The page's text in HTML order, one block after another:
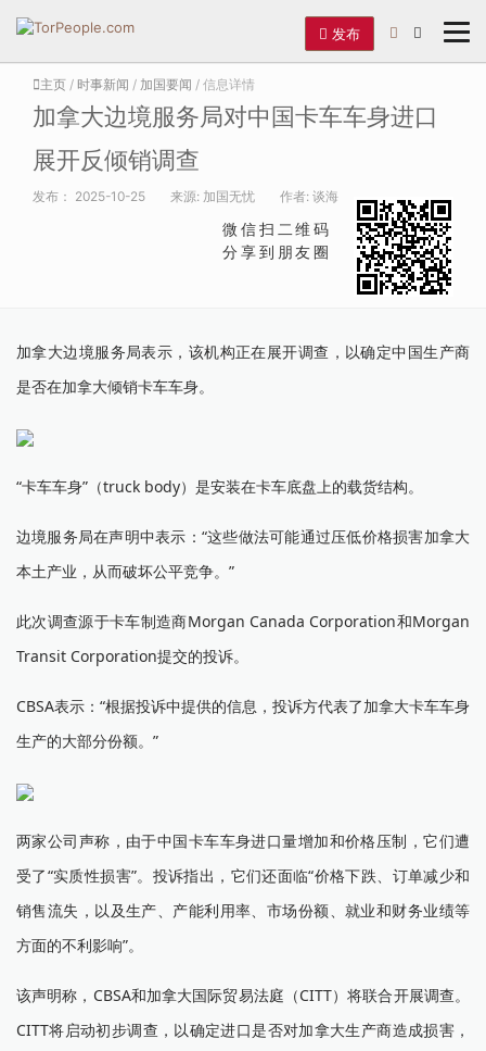
发布
主页 / 时事新闻 / 加国要闻 / 信息详情
加拿大边境服务局对中国卡车车身进口
展开反倾销调查
发布： 2025-10-25 来源: 加国无忧 作者: 谈海
微信扫二维码
分享到朋友圈
加拿大边境服务局表示，该机构正在展开调查，以确定中国生产商
是否在加拿大倾销卡车车身。
“卡车车身”（truck body）是安装在卡车底盘上的载货结构。
边境服务局在声明中表示：“这些做法可能通过压低价格损害加拿大
本土产业，从而破坏公平竞争。”
此次调查源于卡车制造商Morgan Canada Corporation和Morgan
Transit Corporation提交的投诉。
CBSA表示：“根据投诉中提供的信息，投诉方代表了加拿大卡车车身
生产的大部分份额。”
两家公司声称，由于中国卡车车身进口量增加和价格压制，它们遭
受了“实质性损害”。投诉指出，它们还面临“价格下跌、订单减少和
销售流失，以及生产、产能利用率、市场份额、就业和财务业绩等
方面的不利影响”。
该声明称，CBSA和加拿大国际贸易法庭（CITT）将联合开展调查。
CITT将启动初步调查，以确定进口是否对加拿大生产商造成损害，